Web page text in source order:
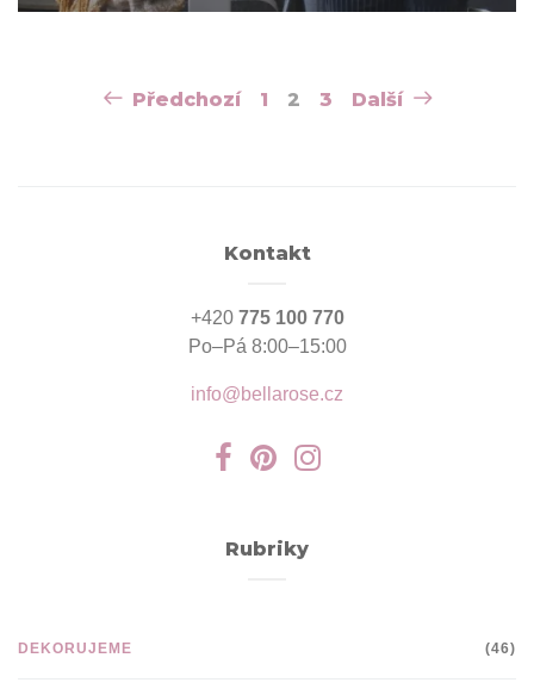
Předchozí 1 2 3 Další
Kontakt
+420 775 100 770
Po–Pá 8:00–15:00
info@bellarose.cz
Rubriky
DEKORUJEME (46)